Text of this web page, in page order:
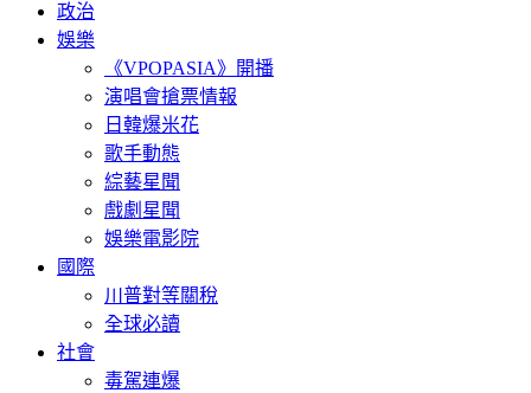
政治
娛樂
《VPOPASIA》開播
演唱會搶票情報
日韓爆米花
歌手動態
綜藝星聞
戲劇星聞
娛樂電影院
國際
川普對等關稅
全球必讀
社會
毒駕連爆